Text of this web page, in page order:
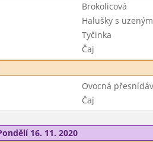
Brokolicová
Halušky s
Tyčinka
Čaj
Ovocná
Čaj
16. 11. 2020